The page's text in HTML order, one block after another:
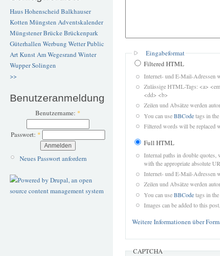
Haus Hohenscheid Balkhauser
Kotten Müngsten Adventskalender
Müngstener BrückeBrückenpark
Güterhallen Werbung WetterPublic
ArtKunstAm Wegesrand Winter
WupperSolingen
>>
Benutzeranmeldung
Benutzername: *
Passwort: *
Neues Passwort anfordern
Eingabeformat
Filtered HTML
Internet- und E-Mail-Adressen
Zulässige HTML-Tags: <a>
<dd> <b>
Zeilen und Absätze werden
You can useBBCodetags in
Filtered words will be replaced
Full HTML
Internal paths in double quotes,
with the appropriate absolute
Internet- und E-Mail-Adressen
Zeilen und Absätze werden
You can useBBCodetags in
Images can be added to this post.
Weitere Informationen über
CAPTCHA